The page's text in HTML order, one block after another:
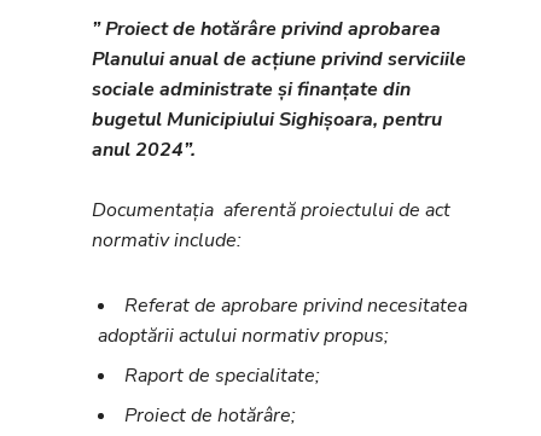
” Proiect de hotărâre privind aprobarea
Planului anual de acțiune privind serviciile
sociale administrate și finanțate din
bugetul Municipiului Sighișoara, pentru
anul 2024”.
Documentația aferentă proiectului de act
normativ include:
Referat de aprobare privind necesitatea
adoptării actului normativ propus;
Raport de specialitate;
Proiect de hotărâre;